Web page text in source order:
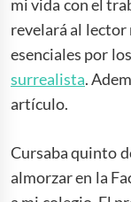
mi vida con el
revelará al lector
esenciales por
surrealista.
artículo.
Cursaba quinto
almorzar en la